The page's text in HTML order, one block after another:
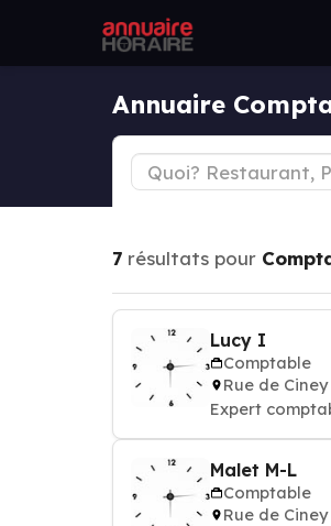
Annuaire
7 résultats pour
Lucy I
Comptable
Rue de Ciney
Expert
Malet M-L
Comptable
Rue de Ciney